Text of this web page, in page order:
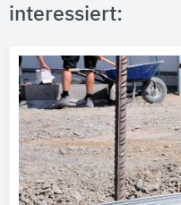
interessiert: